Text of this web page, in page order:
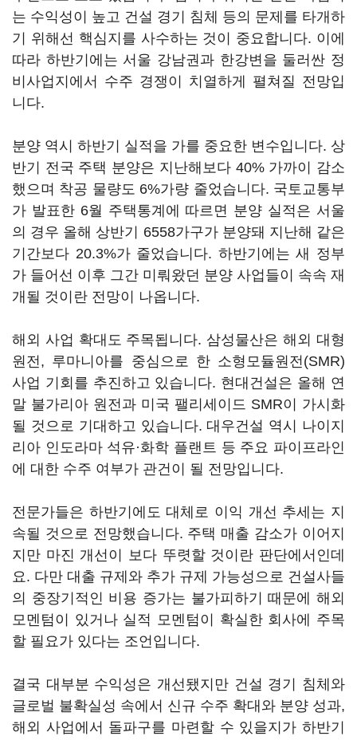
는 수익성이 높고 건설 경기 침체 등의 문제를 타개하
기 위해선 핵심지를 사수하는 것이 중요합니다. 이에
따라 하반기에는 서울 강남권과 한강변을 둘러싼 정
비사업지에서 수주 경쟁이 치열하게 펼쳐질 전망입
니다.
분양 역시 하반기 실적을 가를 중요한 변수입니다. 상
반기 전국 주택 분양은 지난해보다 40% 가까이 감소
했으며 착공 물량도 6%가량 줄었습니다. 국토교통부
가 발표한 6월 주택통계에 따르면 분양 실적은 서울
의 경우 올해 상반기 6558가구가 분양돼 지난해 같은
기간보다 20.3%가 줄었습니다. 하반기에는 새 정부
가 들어선 이후 그간 미뤄왔던 분양 사업들이 속속 재
개될 것이란 전망이 나옵니다.
해외 사업 확대도 주목됩니다. 삼성물산은 해외 대형
원전, 루마니아를 중심으로 한 소형모듈원전(SMR)
사업 기회를 추진하고 있습니다. 현대건설은 올해 연
말 불가리아 원전과 미국 팰리세이드 SMR이 가시화
될 것으로 기대하고 있습니다. 대우건설 역시 나이지
리아 인도라마 석유·화학 플랜트 등 주요 파이프라인
에 대한 수주 여부가 관건이 될 전망입니다.
전문가들은 하반기에도 대체로 이익 개선 추세는 지
속될 것으로 전망했습니다. 주택 매출 감소가 이어지
지만 마진 개선이 보다 뚜렷할 것이란 판단에서인데
요. 다만 대출 규제와 추가 규제 가능성으로 건설사들
의 중장기적인 비용 증가는 불가피하기 때문에 해외
모멘텀이 있거나 실적 모멘텀이 확실한 회사에 주목
할 필요가 있다는 조언입니다.
결국 대부분 수익성은 개선됐지만 건설 경기 침체와
글로벌 불확실성 속에서 신규 수주 확대와 분양 성과,
해외 사업에서 돌파구를 마련할 수 있을지가 하반기